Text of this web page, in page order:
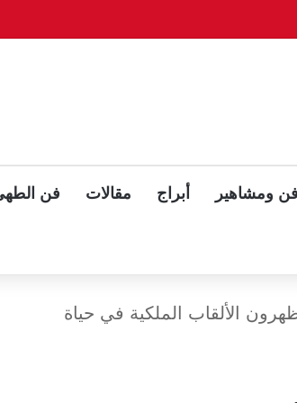
بوتين وزيلينسكي بعد قمة ألاسكا
فن ومشاهير أبراج مقالات فن
الألقاب الملكية في حياة